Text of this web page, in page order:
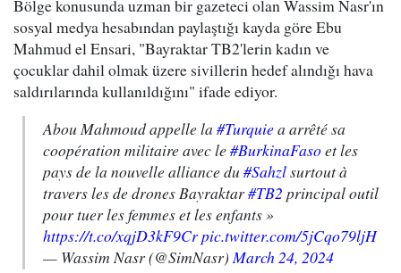
Bölge konusunda uzman bir gazeteci olan Wassim Nasr'ın
sosyal medya hesabından paylaştığı kayda göre Ebu
Mahmud el Ensari, "Bayraktar TB2'lerin kadın ve
çocuklar dahil olmak üzere sivillerin hedef alındığı hava
saldırılarında kullanıldığını" ifade ediyor.
Abou Mahmoud appelle la #Turquiea arrêté sa
coopération militaire avec le#BurkinaFasoet les
pays de la nouvelle alliance du #Sahzlsurtout à
travers les de drones Bayraktar#TB2 principal outil
pour tuer les femmes et les enfants »
https://t.co/xqjD3kF9Crpic.twitter.com/5jCqo79ljH
— Wassim Nasr (@SimNasr)March 24, 2024